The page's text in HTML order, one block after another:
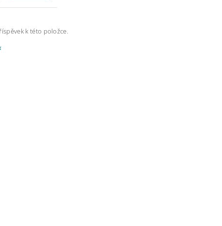
k této položce.